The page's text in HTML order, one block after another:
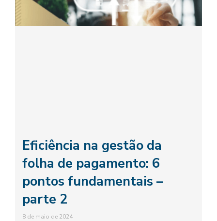
Eficiência na gestão da
folha de pagamento: 6
pontos fundamentais –
parte 2
8 de maio de 2024